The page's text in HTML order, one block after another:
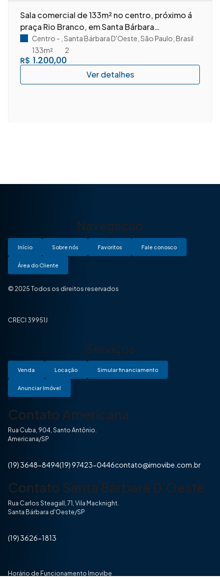
Sala comercial de 133m² no centro, próximo á
praça Rio Branco, em Santa Bárbara
D'Oeste/SP.
R$ 1.200,00
Centro Santa Bárbara D'Oeste São Paulo Brasil
2
133m²
Navegação
Início Sobre nós Favoritos Fale conosco
Área do Cliente
© 2025 Todos os direitos reservados
CRECI 39951J
Serviços
Venda Locação Simular financiamento
Anunciar Imóvel
Contato Americana
Rua Cuba, 904, Santo Antônio.
Americana/SP
(19) 3648-8494(19) 97423-0446contato@imovibe.com.br
Contato Santa Bárbara D'Oeste
Rua Carlos Steagall, 71, Vila Macknight.
Santa Bárbara d'Oeste/SP
(19) 3626-1813
Horário de Funcionamento Imovibe